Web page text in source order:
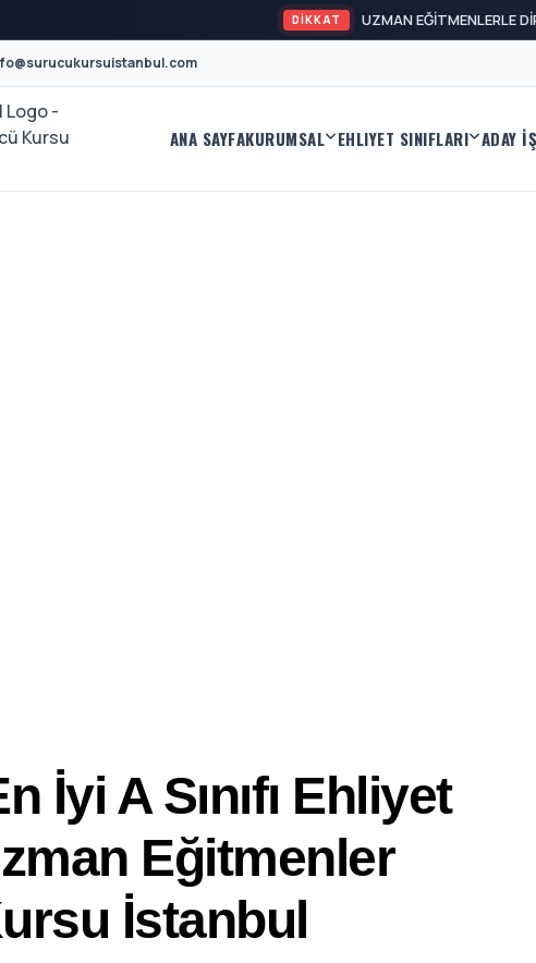
DİKKAT UZMAN EĞİTMENLERLE
ANA SAYFAKURUMSAL EHLIYET SINIFLARI ADAY
İyi A Sınıfı Ehliyet
Eğitmenler
İstanbul